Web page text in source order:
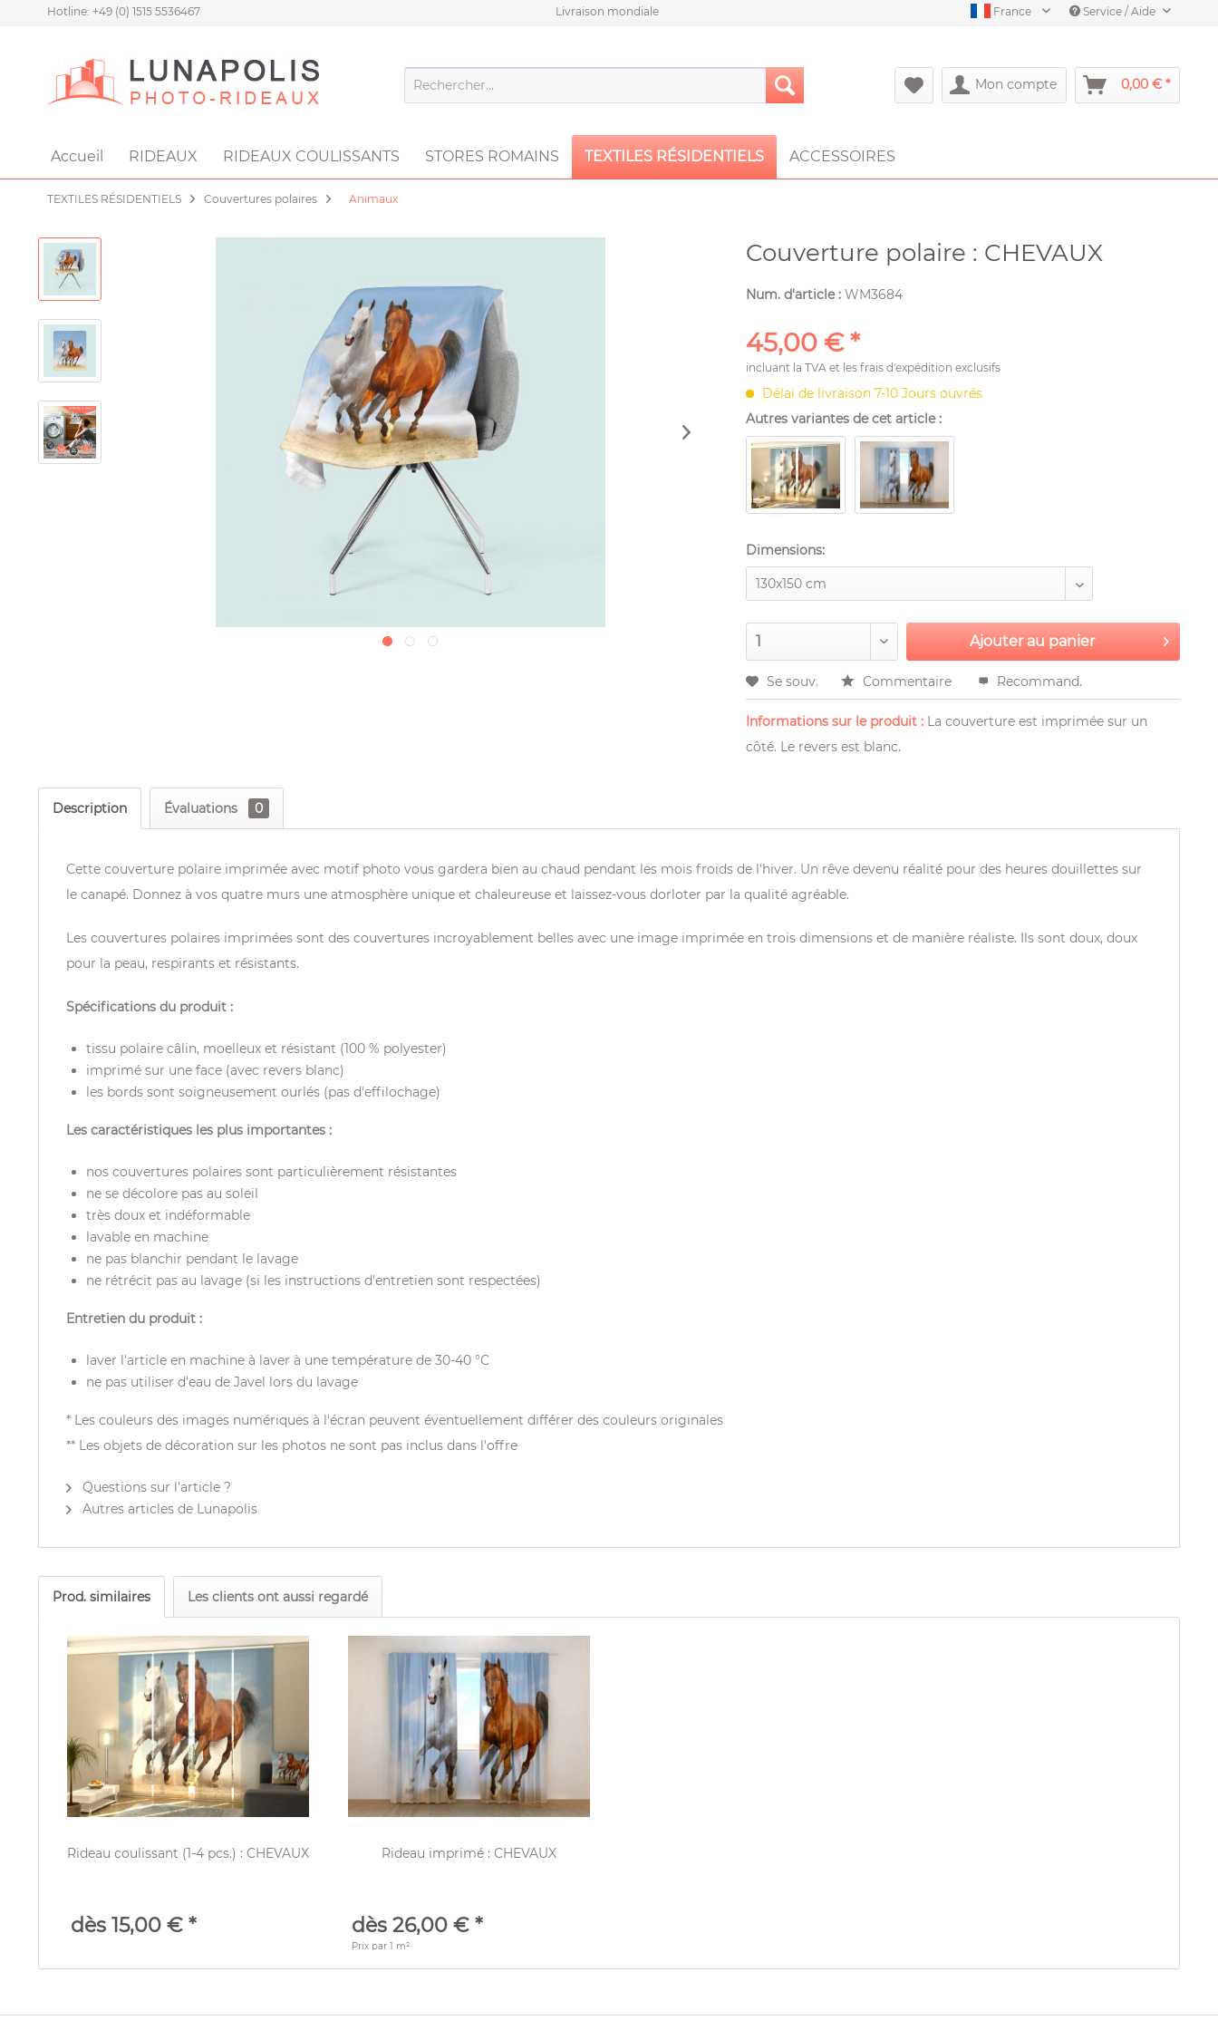
Hotline: +49 (0) 1515 5536467 Livraison mondiale France Service / Aide
Mon compte 0,00 € *
Accueil RIDEAUX RIDEAUX COULISSANTS STORES ROMAINS TEXTILES RÉSIDENTIELS ACCESSOIRES
TEXTILES RÉSIDENTIELS Couvertures polaires Animaux
Couverture polaire : CHEVAUX
Num. d'article :WM3684
45,00 € *
incluant la TVA et lesfrais d'expédition exclusifs
Délai de livraison 7-10 Jours ouvrés
Autres variantes de cet article :
Dimensions:
Ajouter au panier
Se souv. Commentaire Recommand.
Informations sur le produit : La couverture est imprimée sur un
côté. Le revers est blanc.
Description Évaluations 0
Cette couverture polaire imprimée avec motif photo vous gardera bien au chaud pendant les mois froids de l'hiver. Un rêve devenu réalité pour des heures douillettes sur
le canapé. Donnez à vos quatre murs une atmosphère unique et chaleureuse et laissez-vous dorloter par la qualité agréable.
Les couvertures polaires imprimées sont des couvertures incroyablement belles avec une image imprimée en trois dimensions et de manière réaliste. Ils sont doux, doux
pour la peau, respirants et résistants.
Spécifications du produit :
tissu polaire câlin, moelleux et résistant (100 % polyester)
imprimé sur une face (avec revers blanc)
les bords sont soigneusement ourlés (pas d'effilochage)
Les caractéristiques les plus importantes :
nos couvertures polaires sont particulièrement résistantes
ne se décolore pas au soleil
très doux et indéformable
lavable en machine
ne pas blanchir pendant le lavage
ne rétrécit pas au lavage (si les instructions d'entretien sont respectées)
Entretien du produit :
laver l'article en machine à laver à une température de 30-40 °C
ne pas utiliser d'eau de Javel lors du lavage
* Les couleurs des images numériques à l'écran peuvent éventuellement différer des couleurs originales
** Les objets de décoration sur les photos ne sont pas inclus dans l'offre
Questions sur l'article ?
Autres articles de Lunapolis
Prod. similaires Les clients ont aussi regardé
Rideau coulissant (1-4 pcs.) : CHEVAUX
dès 15,00 € *
Rideau imprimé : CHEVAUX
dès 26,00 € *
Prix par 1 m²